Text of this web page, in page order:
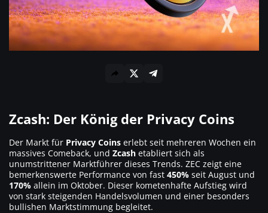
Zcash: Der König der Privacy Coins
Der Markt für Privacy Coins erlebt seit mehreren Wochen ein
massives Comeback, und Zcash etabliert sich als
unumstrittener Marktführer dieses Trends. ZEC zeigt eine
bemerkenswerte Performance von fast 450% seit August und
170% allein im Oktober. Dieser kometenhafte Aufstieg wird
von stark steigenden Handelsvolumen und einer besonders
bullishen Marktstimmung begleitet.